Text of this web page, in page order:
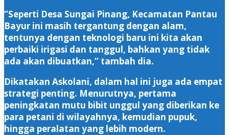
‘’Seperti Desa Sungai Pinang, Kecamatan Pantau
Bayur ini masih tergantung dengan alam,
tentunya dengan teknologi baru ini kita akan
perbaiki irigasi dan tanggul, bahkan yang tidak
ada akan dibuatkan,’’ tambah dia.
Dikatakan Askolani, dalam hal ini juga ada empat
strategi penting. Menurutnya, pertama
peningkatan mutu bibit unggul yang diberikan ke
para petani di wilayahnya, kemudian pupuk,
hingga peralatan yang lebih modern.